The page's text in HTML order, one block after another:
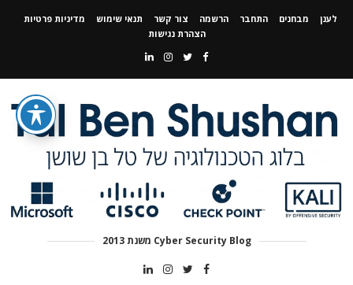
לענן מבחנים התחבר הרשמה צור קשר תנאי שימוש
מדיניות פרטיות
הצהרת נגישות
Cyber Security Blog משנת 2013